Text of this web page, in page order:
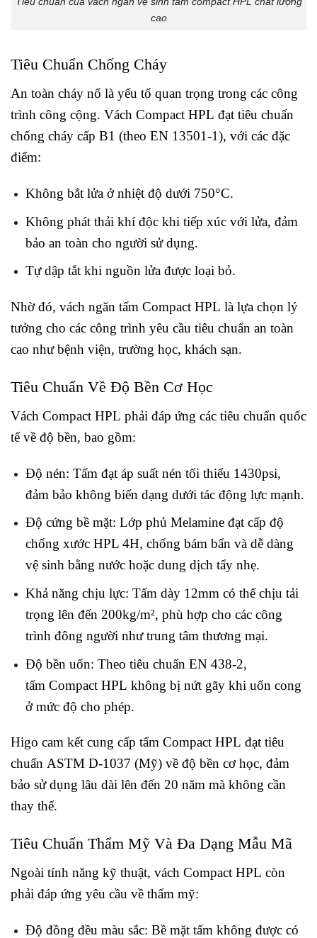
cao
Tiêu Chuẩn Chống Cháy
An toàn cháy nổ là yếu tố quan trọng trong các công
trình công cộng. Vách Compact HPL đạt tiêu chuẩn
chống cháy cấp B1 (theo EN 13501-1), với các đặc
điểm:
Không bắt lửa ở nhiệt độ dưới 750°C.
Không phát thải khí độc khi tiếp xúc với lửa, đảm
bảo an toàn cho người sử dụng.
Tự dập tắt khi nguồn lửa được loại bỏ.
Nhờ đó, vách ngăn tấm Compact HPL là lựa chọn lý
tưởng cho các công trình yêu cầu tiêu chuẩn an toàn
cao như bệnh viện, trường học, khách sạn.
Tiêu Chuẩn Về Độ Bền Cơ Học
Vách Compact HPL phải đáp ứng các tiêu chuẩn quốc
tế về độ bền, bao gồm:
Độ nén: Tấm đạt áp suất nén tối thiểu 1430psi,
đảm bảo không biến dạng dưới tác động lực mạnh.
Độ cứng bề mặt: Lớp phủ Melamine đạt cấp độ
chống xước HPL 4H, chống bám bẩn và dễ dàng
vệ sinh bằng nước hoặc dung dịch tẩy nhẹ.
Khả năng chịu lực: Tấm dày 12mm có thể chịu tải
trọng lên đến 200kg/m², phù hợp cho các công
trình đông người như trung tâm thương mại.
Độ bền uốn: Theo tiêu chuẩn EN 438-2,
tấm Compact HPL không bị nứt gãy khi uốn cong
ở mức độ cho phép.
Higo cam kết cung cấp tấm Compact HPL đạt tiêu
chuẩn ASTM D-1037 (Mỹ) về độ bền cơ học, đảm
bảo sử dụng lâu dài lên đến 20 năm mà không cần
thay thế.
Tiêu Chuẩn Thẩm Mỹ Và Đa Dạng Mẫu Mã
Ngoài tính năng kỹ thuật, vách Compact HPL còn
phải đáp ứng yêu cầu về thẩm mỹ:
Độ đồng đều màu sắc: Bề mặt tấm không được có